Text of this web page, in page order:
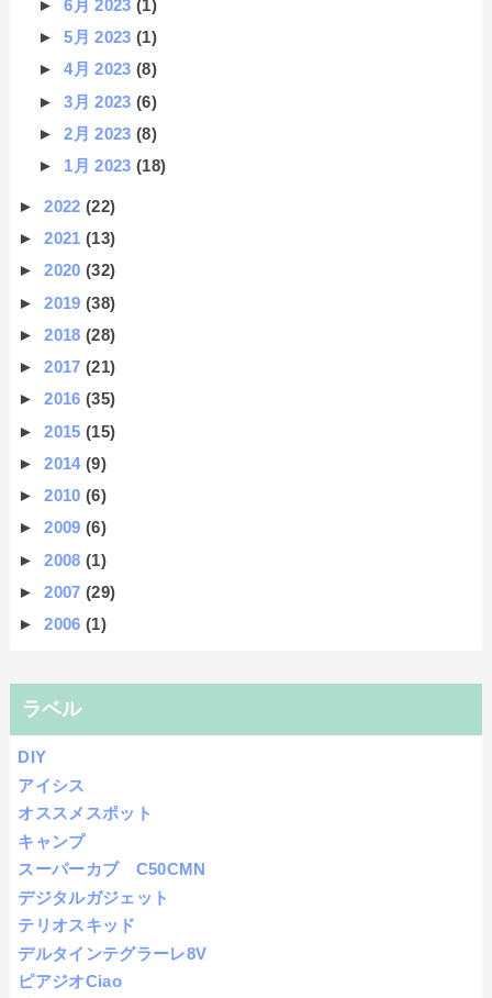
►6月 2023 (1)
►5月 2023 (1)
►4月 2023 (8)
►3月 2023 (6)
►2月 2023 (8)
► 1月 2023 (18)
►2022(22)
►2021(13)
►2020(32)
►2019(38)
►2018(28)
►2017(21)
►2016(35)
►2015(15)
►2014(9)
►2010(6)
►2009(6)
►2008(1)
►2007(29)
►2006(1)
ラベル
DIY
アイシス
オススメスポット
キャンプ
スーパーカブ C50CMN
デジタルガジェット
テリオスキッド
デルタインテグラーレ8V
ピアジオCiao